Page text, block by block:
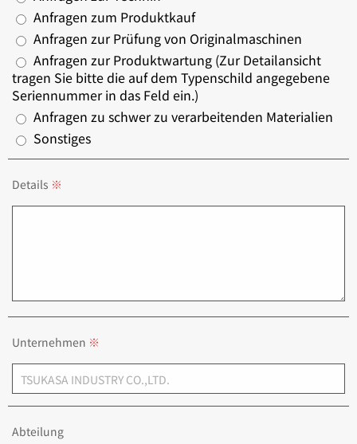
Anfragen zum Produktkauf
Anfragen zur Prüfung von Originalmaschinen
Anfragen zur Produktwartung (Zur Detailansicht
tragen Sie bitte die auf dem Typenschild angegebene
Seriennummer in das Feld ein.)
Anfragen zu schwer zu verarbeitenden Materialien
Sonstiges
Details
Unternehmen
Abteilung